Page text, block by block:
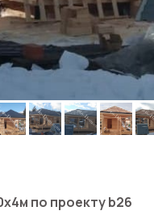
по проекту b26